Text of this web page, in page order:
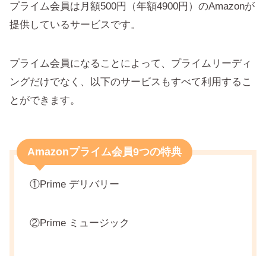
プライム会員は月額500円（年額4900円）のAmazonが
提供しているサービスです。
プライム会員になることによって、プライムリーディ
ングだけでなく、以下のサービスもすべて利用するこ
とができます。
Amazonプライム会員9つの特典
①Prime デリバリー
②Prime ミュージック